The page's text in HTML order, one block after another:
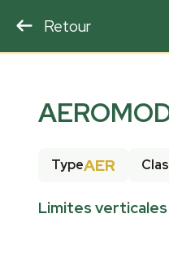
Retour
TypeAER
Limites verticales